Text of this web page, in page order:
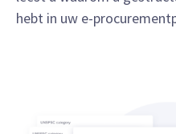
hebt in uw e-